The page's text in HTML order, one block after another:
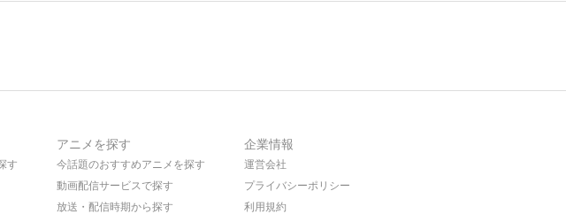
す
アニメを探す
今話題のおすすめアニメを探す
動画配信サービスで探す
放送・配信時期から探す
企業情報
運営会社
プライバシーポリシー
利用規約